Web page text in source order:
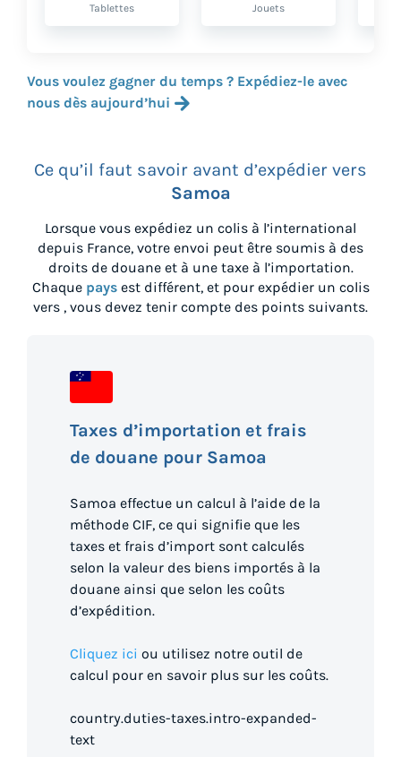
Tablettes Jouets
Vous voulez gagner du temps ? Expédiez-le avec
nous dès aujourd’hui
Ce qu’il faut savoir avant d’expédier vers
Samoa
Lorsque vous expédiez un colis à l’international
depuis France, votre envoi peut être soumis à des
droits de douane et à une taxe à l’importation.
Chaque paysest différent, et pour expédier un colis
vers , vous devez tenir compte des points suivants.
Taxes d’importation et frais
de douane pour Samoa
Samoa effectue un calcul à l’aide de la
méthode CIF, ce qui signifie que les
taxes et frais d’import sont calculés
selon la valeur des biens importés à la
douane ainsi que selon les coûts
d’expédition.
Cliquez ici ou utilisez notre outil de
calcul pour en savoir plus sur les coûts.
country.duties-taxes.intro-expanded-
text